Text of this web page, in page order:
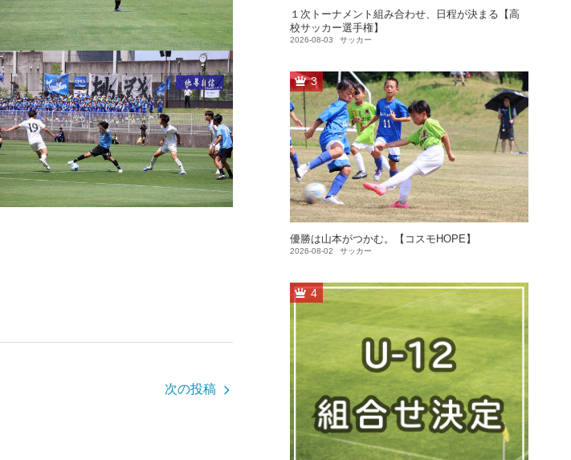
次の投稿
１次トーナメント組み合わせ、日程が決まる【高
校サッカー選手権】
2026-08-03 サッカー
3
優勝は山本がつかむ。【コスモHOPE】
2026-08-02 サッカー
4